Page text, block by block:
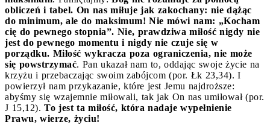
obliczeń i tabel. On nas miłuje jak zakochany: nie dążąc
do minimum, ale do maksimum! Nie mówi nam: „Kocham
cię do pewnego stopnia”. Nie, prawdziwa miłość nigdy nie
jest do pewnego momentu i nigdy nie czuje się w
porządku. Miłość wykracza poza ograniczenia, nie może
się powstrzymać. Pan ukazał nam to, oddając swoje życie na
krzyżu i przebaczając swoim zabójcom (por. Łk 23,34). I
powierzył nam przykazanie, które jest Jemu najdroższe:
abyśmy się wzajemnie miłowali, tak jak On nas umiłował (por.
J 15,12). To jest ta miłość, która nadaje wypełnienie
Prawu, wierze, życiu!